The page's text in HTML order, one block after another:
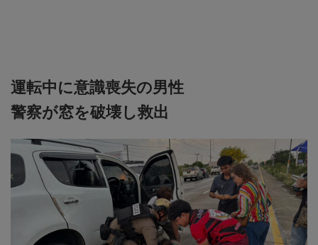
運転中に意識喪失の男性
警察が窓を破壊し救出